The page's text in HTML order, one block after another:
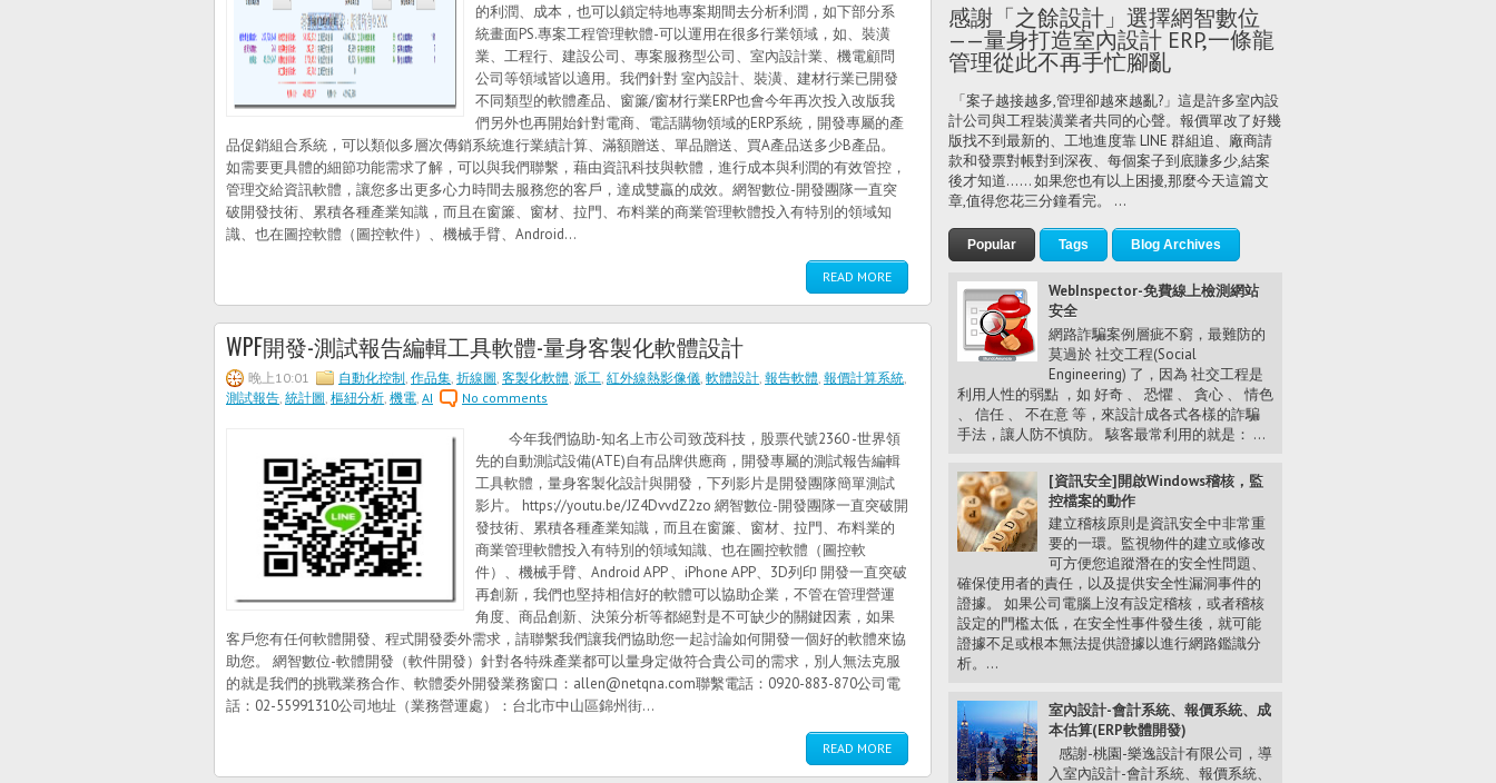
的利潤、成本，也可以鎖定特地專案期間去分析利潤，如下部分系
統畫面PS.專案工程管理軟體-可以運用在很多行業領域，如、裝潢
業、工程行、建設公司、專案服務型公司、室內設計業、機電顧問
公司等領域皆以適用。我們針對 室內設計、裝潢、建材行業已開發
不同類型的軟體產品、窗簾/窗材行業ERP也會今年再次投入改版我
們另外也再開始針對電商、電話購物領域的ERP系統，開發專屬的產
品促銷組合系統，可以類似多層次傳銷系統進行業績計算、滿額贈送、單品贈送、買A產品送多少B產品。
如需要更具體的細節功能需求了解，可以與我們聯繫，藉由資訊科技與軟體，進行成本與利潤的有效管控，
管理交給資訊軟體，讓您多出更多心力時間去服務您的客戶，達成雙贏的成效。網智數位-開發團隊一直突
破開發技術、累積各種產業知識，而且在窗簾、窗材、拉門、布料業的商業管理軟體投入有特別的領域知
識、也在圖控軟體（圖控軟件）、機械手臂、Android...
READ MORE
WPF開發-測試報告編輯工具軟體-量身客製化軟體設計
晚上10:01 自動化控制 作品集 折線圖 客製化軟體 派工 紅外線熱影像儀 軟體設計 報告軟體 報價計算系統
測試報告 統計圖 樞紐分析 機電 AI No comments
今年我們協助-知名上市公司致茂科技，股票代號2360 -世界領
先的自動測試設備(ATE)自有品牌供應商，開發專屬的測試報告編輯
工具軟體，量身客製化設計與開發，下列影片是開發團隊簡單測試
影片。 https://youtu.be/JZ4DvvdZ2zo 網智數位-開發團隊一直突破開
發技術、累積各種產業知識，而且在窗簾、窗材、拉門、布料業的
商業管理軟體投入有特別的領域知識、也在圖控軟體（圖控軟
件）、機械手臂、Android APP 、iPhone APP、3D列印 開發一直突破
再創新，我們也堅持相信好的軟體可以協助企業，不管在管理營運
角度、商品創新、決策分析等都絕對是不可缺少的關鍵因素，如果
客戶您有任何軟體開發、程式開發委外需求，請聯繫我們讓我們協助您一起討論如何開發一個好的軟體來協
助您。 網智數位-軟體開發（軟件開發）針對各特殊產業都可以量身定做符合貴公司的需求，別人無法克服
的就是我們的挑戰業務合作、軟體委外開發業務窗口：allen@netqna.com聯繫電話：0920-883-870公司電
話：02-55991310公司地址（業務營運處）：台北市中山區錦州街...
READ MORE
感謝「之餘設計」選擇網智數位
——量身打造室內設計 ERP,一條龍
管理從此不再手忙腳亂
「案子越接越多,管理卻越來越亂?」這是許多室內設
計公司與工程裝潢業者共同的心聲。報價單改了好幾
版找不到最新的、工地進度靠 LINE 群組追、廠商請
款和發票對帳對到深夜、每個案子到底賺多少,結案
後才知道…… 如果您也有以上困擾,那麼今天這篇文
章,值得您花三分鐘看完。 ...
Popular Tags Blog Archives
WebInspector-免費線上檢測網站
安全
網路詐騙案例層疵不窮，最難防的
莫過於 社交工程(Social
Engineering) 了，因為 社交工程是
利用人性的弱點 ，如 好奇 、 恐懼 、 貪心 、 情色
、 信任 、 不在意 等，來設計成各式各樣的詐騙
手法，讓人防不慎防。 駭客最常利用的就是： ...
[資訊安全]開啟Windows稽核，監
控檔案的動作
建立稽核原則是資訊安全中非常重
要的一環。監視物件的建立或修改
可方便您追蹤潛在的安全性問題、
確保使用者的責任，以及提供安全性漏洞事件的
證據。 如果公司電腦上沒有設定稽核，或者稽核
設定的門檻太低，在安全性事件發生後，就可能
證據不足或根本無法提供證據以進行網路鑑識分
析。...
室內設計-會計系統、報價系統、成
本估算(ERP軟體開發)
感謝-桃園-樂逸設計有限公司，導
入室內設計-會計系統、報價系統、